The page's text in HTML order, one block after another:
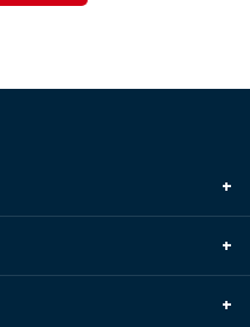
+
+
+